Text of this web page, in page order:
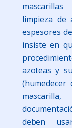
limpieza de
espesores
insiste en
azoteas y
(humedecer
deben